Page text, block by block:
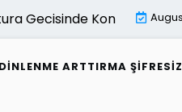
Kontrol Listesi |
ARTTIRMA ŞIFRESIZ